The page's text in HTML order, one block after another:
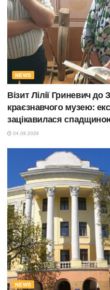
NEWS
Візит Лілії Гриневич до
краєзнавчого музею:
зацікавилася
04.08.2026
NEWS